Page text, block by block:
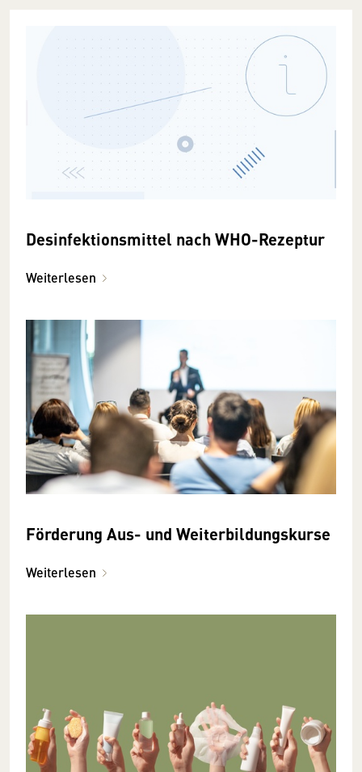
Desinfektionsmittel nach WHO-Rezeptur
Weiterlesen
Förderung Aus- und Weiterbildungskurse
Weiterlesen